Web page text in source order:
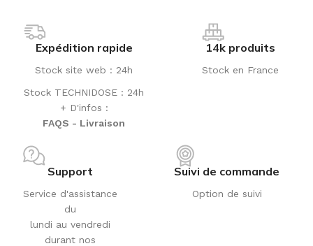
Expédition rapide
Stock site web : 24h
Stock TECHNIDOSE : 24h
+ D'infos :
FAQS - Livraison
14k produits
Stock en France
Support
Service d'assistance
du
lundi au vendredi
durant nos
Suivi de commande
Option de suivi